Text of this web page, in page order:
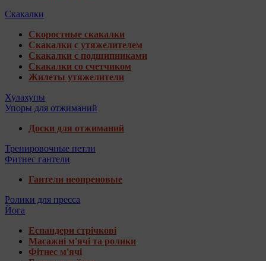
Скакалки
Скоростные скакалки
Скакалки с утяжелителем
Скакалки с подшипниками
Скакалки со счетчиком
Жилеты утяжелители
Хулахупы
Упоры для отжиманий
Доски для отжиманий
Тренировочные петли
Фитнес гантели
Гантели неопреновые
Ролики для пресса
Йога
Еспандери стрічкові
Масажні м'ячі та ролики
Фітнес м'ячі